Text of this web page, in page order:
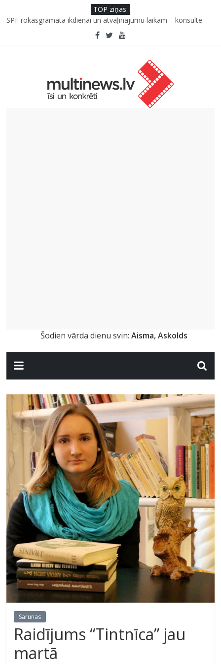
TOP ziņas:
Kad bērns atsakās no dārzeņiem: padomi un receptes, kas var
SPF rokasgrāmata ikdienai un atvaļinājumu laikam – konsultē
Iniciatīvā “Daru labu dabai” aicina palīdzēt atjaunot Jašas upes
Septiņas profesijas, kas izturēs mākslīgā intelekta laikmetu
Kāpēc padomju militāro mantojumu ir svarīgi izprast arī šodien
Šodien vārda dienu svin: Aisma, Askolds
Sarunas
Raidījums “Tintnīca” jau
martā